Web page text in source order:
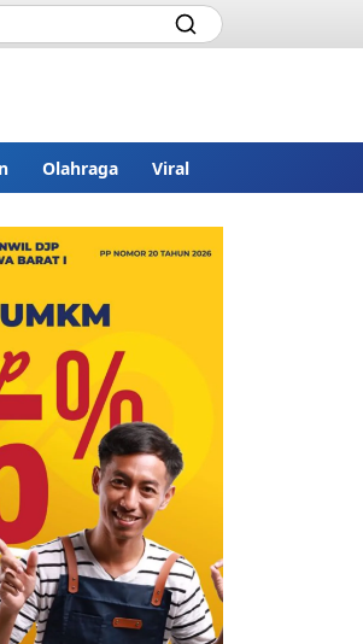
Olahraga Viral